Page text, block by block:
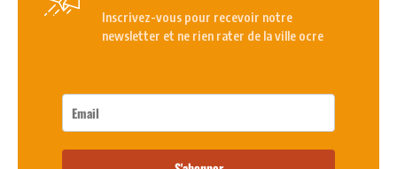
Inscrivez-vous pour recevoir notre
newsletter et ne rien rater de la ville ocre